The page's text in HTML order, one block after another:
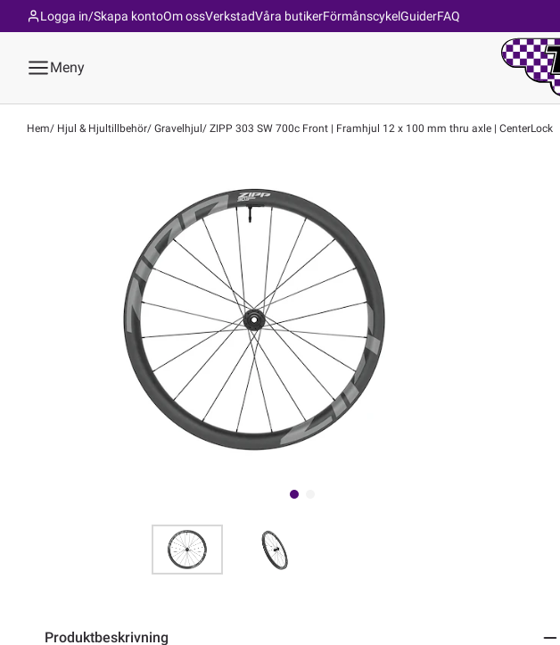
Om ossVerkstadVåra butikerFörmånscykelGuiderFAQ
Logga in/Skapa konto
Meny
Hem Hjul & Hjultillbehör Gravelhjul ZIPP 303 SW 700c Front | Framhjul 12 x 100 mm thru axle | CenterLock
Produktbeskrivning